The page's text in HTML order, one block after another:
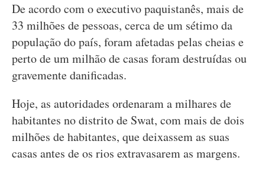
De acordo com o executivo paquistanês, mais de
33 milhões de pessoas, cerca de um sétimo da
população do país, foram afetadas pelas cheias e
perto de um milhão de casas foram destruídas ou
gravemente danificadas.
Hoje, as autoridades ordenaram a milhares de
habitantes no distrito de Swat, com mais de dois
milhões de habitantes, que deixassem as suas
casas antes de os rios extravasarem as margens.